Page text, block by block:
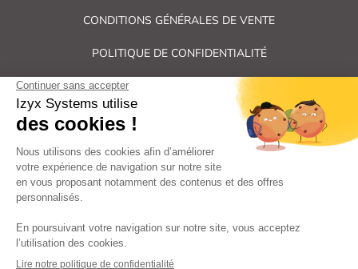
CONDITIONS GÉNÉRALES DE VENTE
POLITIQUE DE CONFIDENTIALITÉ
Tous droits réservés Izyx Systems ©
Contrôle des accès et verrouillage de porte : serrure électrique,
gâche électrique, ventouse électromagnétique